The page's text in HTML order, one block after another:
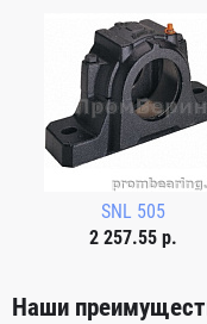
SNL 505
2 257.55 р.
Наши